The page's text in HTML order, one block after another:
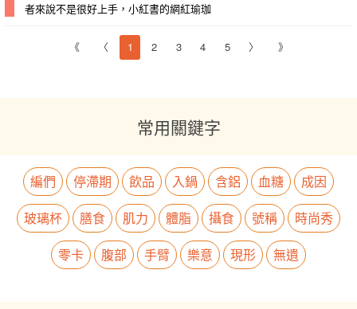
者來說不是很好上手，小紅書的網紅瑜珈
《 〈 1 2 3 4 5 〉 》
常用關鍵字
編們 停滯期 飲品 入鍋 含鋁 血糖
成因
玻璃杯
膳食 肌力 體脂 攝食 號稱
時尚秀
零卡
腹部 手臂 樂意 現形 無遺